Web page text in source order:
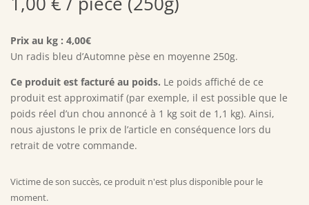
Prix au kg : 4,00€
Un radis bleu d’Automne pèse en moyenne 250g.
Ce produit est facturé au poids. Le poids affiché de ce
produit est approximatif (par exemple, il est possible que le
poids réel d’un chou annoncé à 1 kg soit de 1,1 kg). Ainsi,
nous ajustons le prix de l’article en conséquence lors du
retrait de votre commande.
Victime de son succès, ce produit n'est plus disponible pour le
moment.